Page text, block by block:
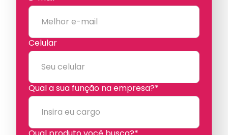
Celular
Qual a sua função na empresa?*